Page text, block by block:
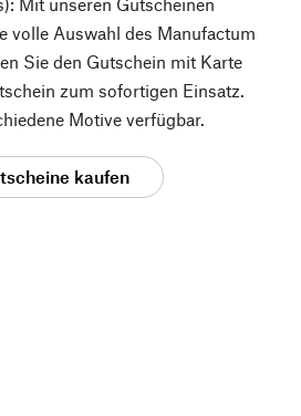
volle Auswahl des Manufactum
Sie den Gutschein mit Karte
zum sofortigen Einsatz.
Motive verfügbar.
kaufen